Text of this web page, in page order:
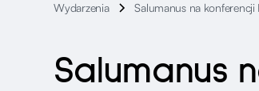
Wydarzenia Salumanus na konferencji
Salumanus